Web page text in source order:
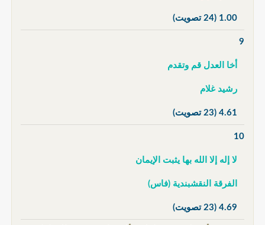
1.00 (24 تصويت)
9
أخا العدل قم وتقدم
رشيد غلام
4.61 (23 تصويت)
10
لا إله إلا الله بها يثبت الإيمان
الفرقة النقشبندية (فاس)
4.69 (23 تصويت)